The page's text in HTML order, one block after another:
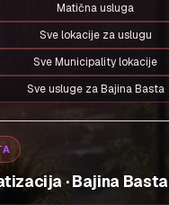
Matična usluga
Sve lokacije za uslugu
Sve Municipality lokacije
Sve usluge za Bajina Basta
· Bajina Basta